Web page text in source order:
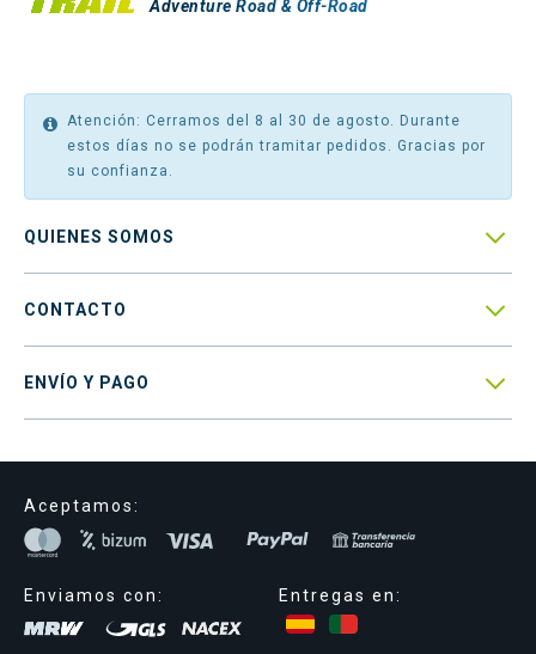
Adventure Road & Off-Road
Atención: Cerramos del 8 al 30 de agosto. Durante
estos días no se podrán tramitar pedidos. Gracias por
su confianza.
QUIENES SOMOS 
CONTACTO 
ENVÍO Y PAGO 
Aceptamos:
Enviamos con: Entregas en: